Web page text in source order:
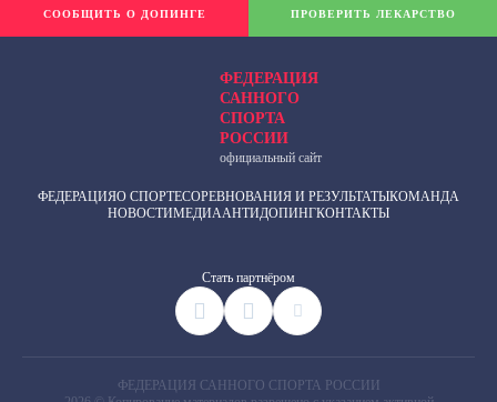
ФЕДЕРАЦИЯ
САННОГО
СПОРТА
РОССИИ
официальный сайт
ФЕДЕРАЦИЯО СПОРТЕСОРЕВНОВАНИЯ И РЕЗУЛЬТАТЫКОМАНДА
НОВОСТИМЕДИААНТИДОПИНГКОНТАКТЫ
Cтать партнёром
СООБЩИТЬ О ДОПИНГЕ ПРОВЕРИТЬ ЛЕКАРСТВО
ФЕДЕРАЦИЯ САННОГО СПОРТА РОССИИ